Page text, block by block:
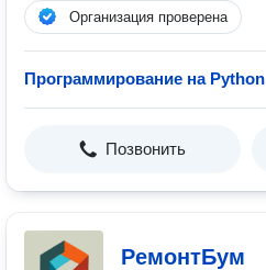
Организация проверена
Программирование на Python
Позвонить
РемонтБум